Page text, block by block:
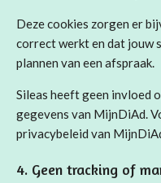
Deze cookies zorgen er
correct werkt en dat jouw
plannen van een afspraak.
Sileas heeft geen invloed
gegevens van MijnDiAd.
privacybeleid van
4. Geen tracking of